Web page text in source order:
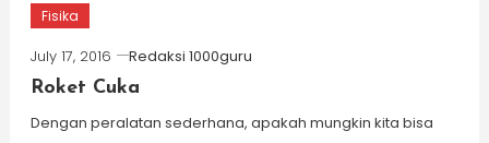
Fisika
July 17, 2016
Redaksi 1000guru
Roket Cuka
Dengan peralatan sederhana, apakah mungkin kita bisa